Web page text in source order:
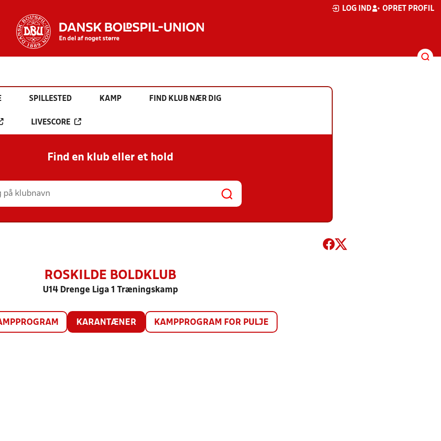
LOG IND OPRET PROFIL
SPILLESTED KAMP FIND KLUB NÆR DIG
LIVESCORE
Find en klub eller et hold
ROSKILDE BOLDKLUB
U14 Drenge Liga 1 Træningskamp
KARANTÆNER KAMPPROGRAM FOR PULJE